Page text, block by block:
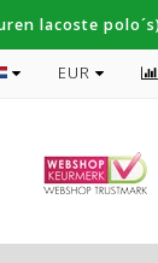
lacoste
Gant, NZA,
EUR